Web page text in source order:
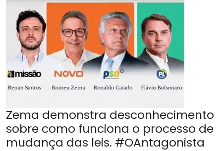
Zema demonstra desconhecimento
sobre como funciona o processo de
mudança das leis. #OAntagonista